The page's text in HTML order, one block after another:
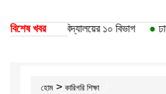
বিশেষ খবর
ঢাকা বিশ্ববিদ্যালয়ের ১০ বিভাগ ●
হোম > কারিগরি শিক্ষা